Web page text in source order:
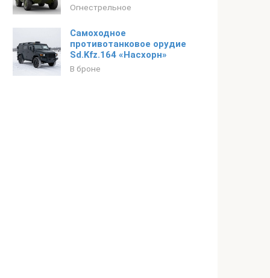
Огнестрельное
Самоходное
противотанковое орудие
Sd.Kfz.164 «Насхорн»
В броне